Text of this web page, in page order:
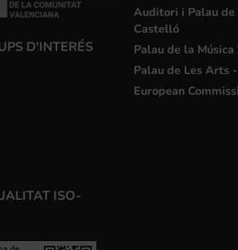
D'INTERÉS
ISO-
Auditori i Palau de
Castelló
Palau de la Música
Palau de Les Arts
European